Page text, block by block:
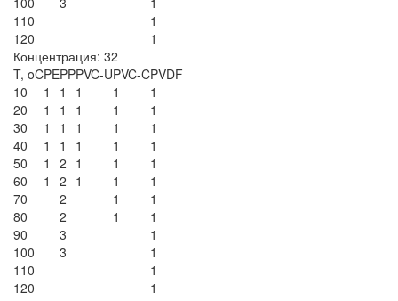
110
1
120
1
Концентрация: 32
T, oCPEPPPVC-UPVC-CPVDF
10
1 1 1 1
1
20
1 1 1 1
1
30
1 1 1 1
1
40
1 1 1 1
1
50
1 2 1 1
1
60
1 2 1 1
1
70
2 1
1
80
2 1
1
90
3
1
100
3
1
110
1
120
1